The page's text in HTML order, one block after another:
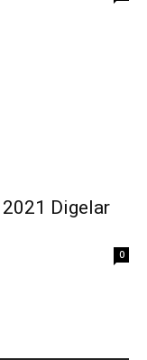
Digelar
0